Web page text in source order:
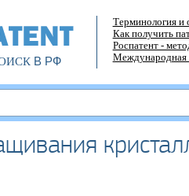
В РФ
Терминология и
Как получить
Роспатент -
Международная